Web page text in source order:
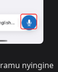
nyingine